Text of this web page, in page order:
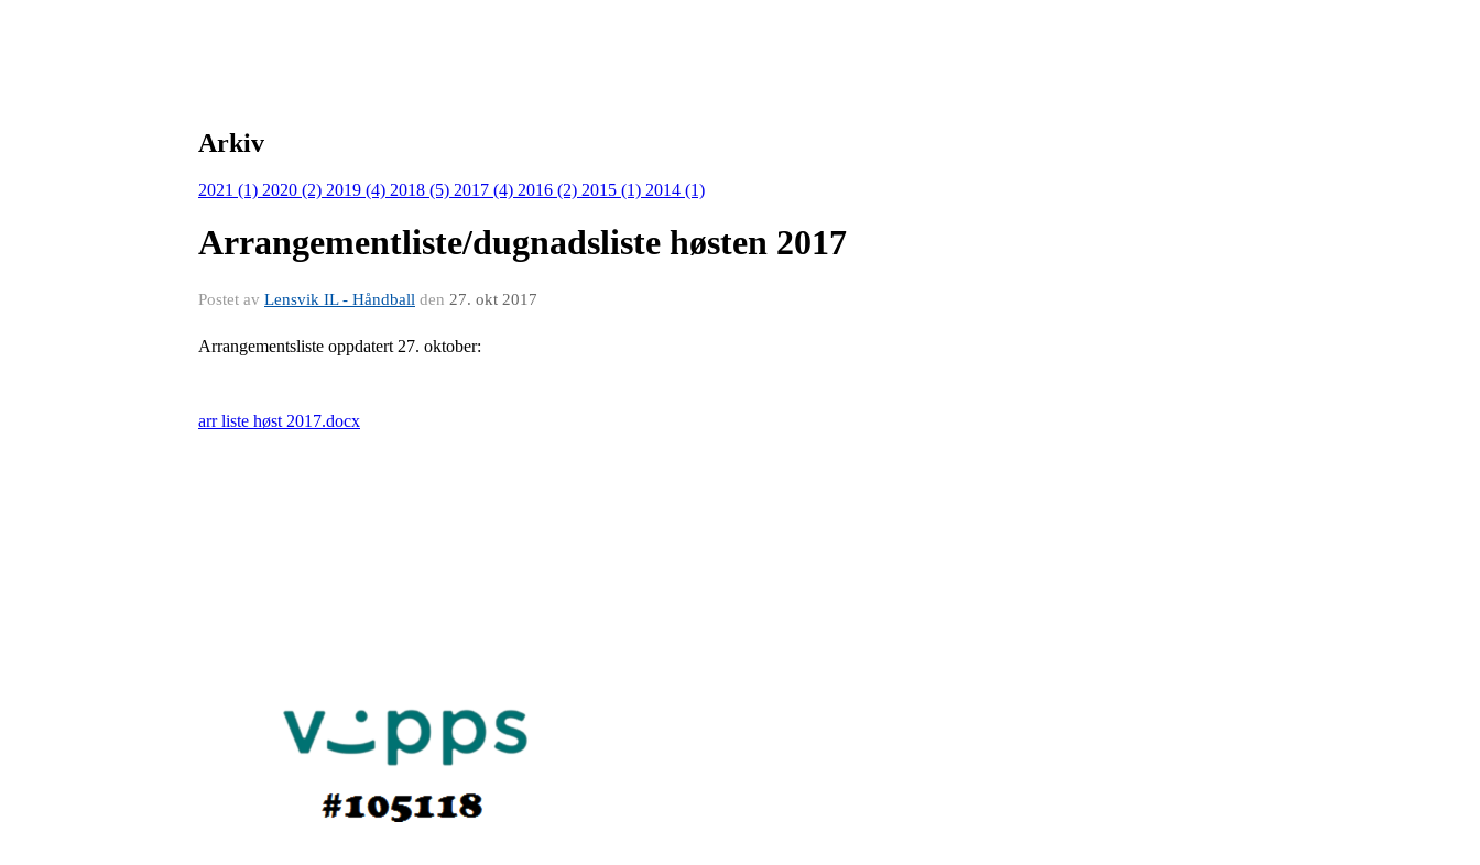
Arkiv
2021 (1) 2020 (2) 2019 (4) 2018 (5) 2017 (4) 2016 (2) 2015 (1) 2014 (1)
Arrangementliste/dugnadsliste høsten 2017
Postet av Lensvik IL - Håndball den 27. okt 2017
Arrangementsliste oppdatert 27. oktober:
arr liste høst 2017.docx